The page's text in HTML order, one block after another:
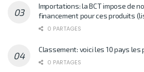
Importations: la BCT impose de
financement pour ces produits
0 PARTAGES
Classement: voici les 10 pays les
0 PARTAGES